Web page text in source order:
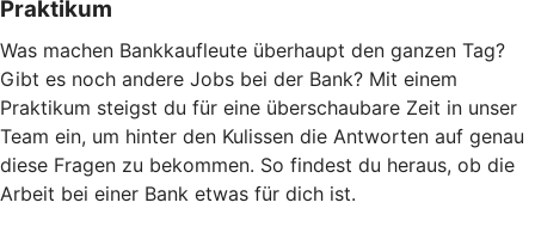
Praktikum
Was machen Bankkaufleute überhaupt den ganzen Tag?
Gibt es noch andere Jobs bei der Bank? Mit einem
Praktikum steigst du für eine überschaubare Zeit in unser
Team ein, um hinter den Kulissen die Antworten auf genau
diese Fragen zu bekommen. So findest du heraus, ob die
Arbeit bei einer Bank etwas für dich ist.